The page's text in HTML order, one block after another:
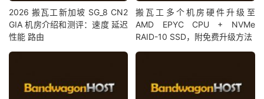
2026 搬瓦工新加坡 SG_8 CN2
GIA 机房介绍和测评：速度 延迟
性能 路由
搬瓦工多个机房硬件升级至
AMD EPYC CPU + NVMe
RAID-10 SSD，附免费升级方法